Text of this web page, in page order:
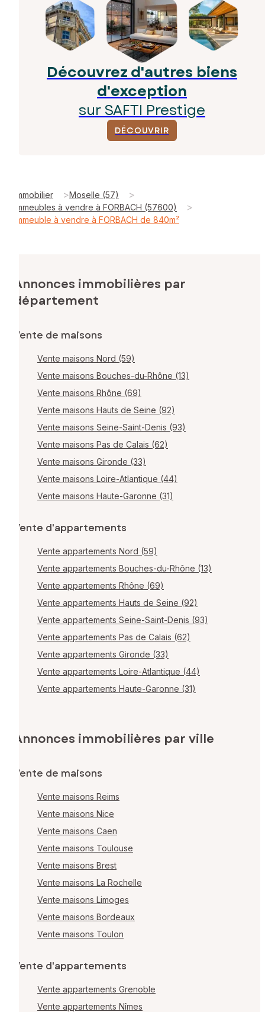
Découvrez d'autres biens
d'exception
sur SAFTI Prestige
DÉCOUVRIR
Immobilier >Moselle (57) >
Immeubles à vendre à FORBACH (57600) >
Immeuble à vendre à FORBACH de 840m²
Annonces immobilières par
département
Vente de maisons
Vente maisons Nord (59)
Vente maisons Bouches-du-Rhône (13)
Vente maisons Rhône (69)
Vente maisons Hauts de Seine (92)
Vente maisons Seine-Saint-Denis (93)
Vente maisons Pas de Calais (62)
Vente maisons Gironde (33)
Vente maisons Loire-Atlantique (44)
Vente maisons Haute-Garonne (31)
Vente d'appartements
Vente appartements Nord (59)
Vente appartements Bouches-du-Rhône (13)
Vente appartements Rhône (69)
Vente appartements Hauts de Seine (92)
Vente appartements Seine-Saint-Denis (93)
Vente appartements Pas de Calais (62)
Vente appartements Gironde (33)
Vente appartements Loire-Atlantique (44)
Vente appartements Haute-Garonne (31)
Annonces immobilières par ville
Vente de maisons
Vente maisons Reims
Vente maisons Nice
Vente maisons Caen
Vente maisons Toulouse
Vente maisons Brest
Vente maisons La Rochelle
Vente maisons Limoges
Vente maisons Bordeaux
Vente maisons Toulon
Vente d'appartements
Vente appartements Grenoble
Vente appartements Nîmes